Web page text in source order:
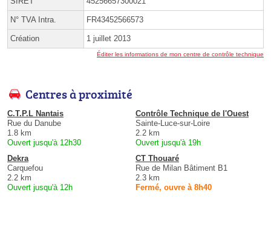
N° TVA Intra. FR43452566573
Création 1 juillet 2013
Éditer les informations de mon centre de contrôle technique
Centres à proximité
C.T.P.L Nantais
Rue du Danube
1.8 km
Ouvert jusqu'à 12h30
Contrôle Technique de l'Ouest
Sainte-Luce-sur-Loire
2.2 km
Ouvert jusqu'à 19h
Dekra
Carquefou
2.2 km
Ouvert jusqu'à 12h
CT Thouaré
Rue de Milan Bâtiment B1
2.3 km
Fermé, ouvre à 8h40